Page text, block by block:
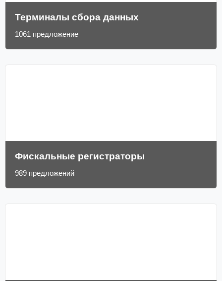
Терминалы сбора данных
1061 предложение
Фискальные регистраторы
989 предложений